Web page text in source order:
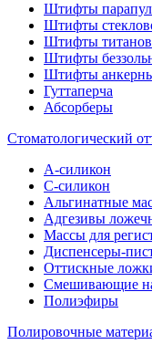
Штифты
Штифты
Штифты
Штифты
Штифты
Гуттаперча
Абсорберы
Стоматологический
А-силикон
C-силикон
Альгинатные
Адгезивы
Массы для
Диспенсеры-
Оттискные
Смешивающие
Полиэфиры
Полировочные